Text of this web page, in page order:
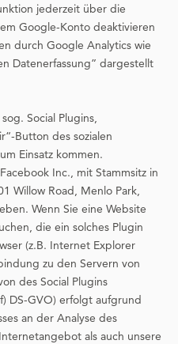
jederzeit über die
Google-Konto deaktivieren
durch Google Analytics wie
Datenerfassung” dargestellt
Social Plugins,
Button des sozialen
Einsatz kommen.
Inc., mit Stammsitz in
Willow Road, Menlo Park,
Wenn Sie eine Website
die ein solches Plugin
(z.B. Internet Explorer
zu den Servern von
des Social Plugins
DS-GVO) erfolgt aufgrund
an der Analyse des
als auch unsere